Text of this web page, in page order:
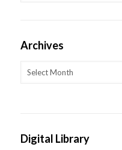
Archives
Digital Library